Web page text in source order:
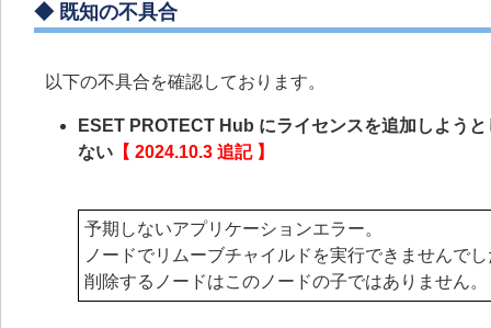
◆ 既知の不具合
以下の不具合を確認しております。
ESET PROTECT Hub にライセンスを追加しよう
ない 【 2024.10.3 追記 】
予期しないアプリケーションエラー。
ノードでリムーブチャイルドを実行できませんで
削除するノードはこのノードの子ではありません。